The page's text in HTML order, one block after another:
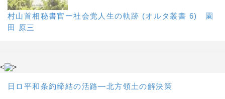
村山首相秘書官ー社会党人生の軌跡 (オルタ叢書 6) 園
田 原三
< >
日ロ平和条約締結の活路―北方領土の解決策